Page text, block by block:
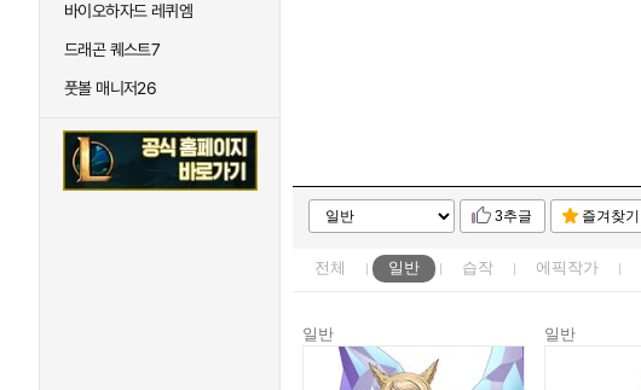
바이오하자드 레퀴엠
드래곤 퀘스트7
풋볼 매니저26
3추글 즐겨찾기
전체 일반 습작 에픽작가
일반 일반